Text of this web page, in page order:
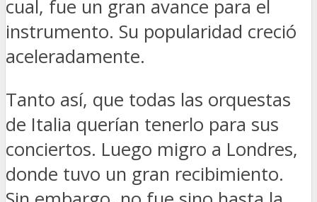
cual, fue un gran avance para el
instrumento. Su popularidad creció
aceleradamente.
Tanto así, que todas las orquestas
de Italia querían tenerlo para sus
conciertos. Luego migro a Londres,
donde tuvo un gran recibimiento.